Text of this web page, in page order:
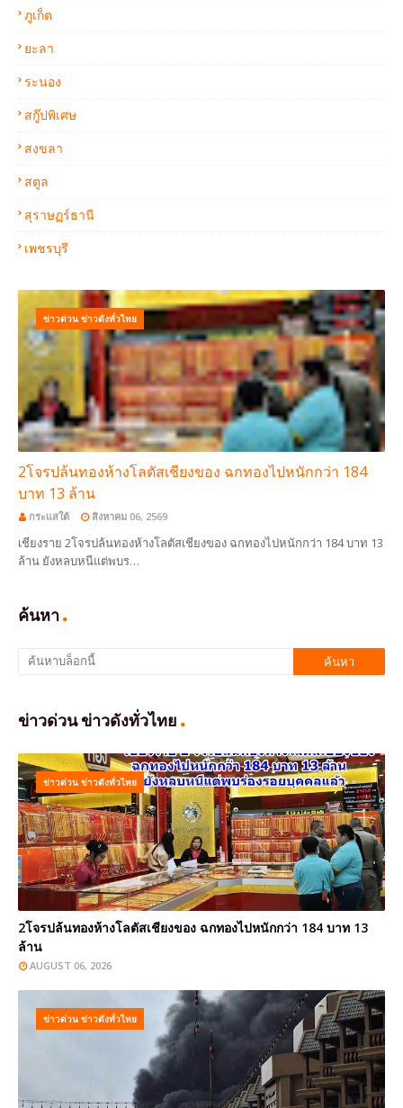
ภูเก็ต
ยะลา
ระนอง
สกู๊ปพิเศษ
สงขลา
สตูล
สุราษฏร์ธานี
เพชรบุรี
ข่าวด่วน ข่าวดังทั่วไทย
2โจรปล้นทองห้างโลตัสเชียงของ ฉกทองไปหนักกว่า 184
บาท 13 ล้าน
กระแสใต้ สิงหาคม 06, 2569
เชียงราย 2โจรปล้นทองห้างโลตัสเชียงของ ฉกทองไปหนักกว่า 184 บาท 13
ล้าน ยังหลบหนีแต่พบร…
ค้นหา
ข่าวด่วน ข่าวดังทั่วไทย
ข่าวด่วน ข่าวดังทั่วไทย
2โจรปล้นทองห้างโลตัสเชียงของ ฉกทองไปหนักกว่า 184 บาท 13
ล้าน
AUGUST 06, 2026
ข่าวด่วน ข่าวดังทั่วไทย